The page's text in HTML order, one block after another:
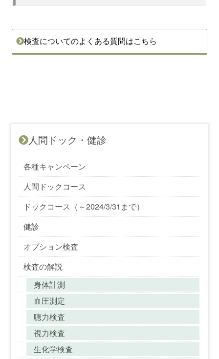
検査についてのよくある質問はこちら
人間ドック・健診
各種キャンペーン
人間ドックコース
ドックコース（～2024/3/31まで）
健診
オプション検査
検査の解説
身体計測
血圧測定
聴力検査
視力検査
生化学検査